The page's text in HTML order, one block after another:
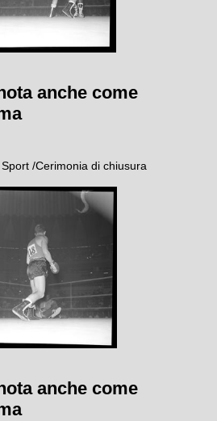
anche come
/Cerimonia di chiusura
anche come